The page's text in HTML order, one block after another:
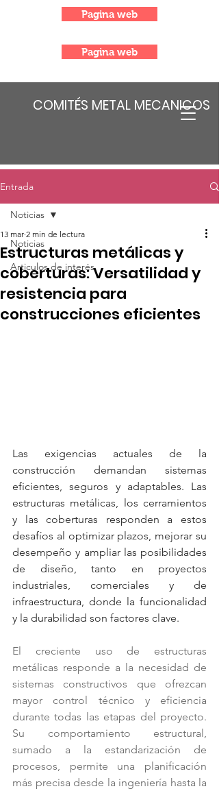
COMITÉS METAL MECANICOS
Pagina web
Pagina web
Entrada
Noticias
Articulos de interés
Noticias
Estructuras metálicas y
coberturas: Versatilidad y
resistencia para
construcciones eficientes
13 mar 2 min de lectura
Las exigencias actuales de la
construcción demandan sistemas
eficientes, seguros y adaptables. Las
estructuras metálicas, los cerramientos
y las coberturas responden a estos
desafíos al optimizar plazos, mejorar su
desempeño y ampliar las posibilidades
de diseño, tanto en proyectos
industriales, comerciales y de
infraestructura, donde la funcionalidad
y la durabilidad son factores clave.
El creciente uso de estructuras
metálicas responde a la necesidad de
sistemas constructivos que ofrezcan
mayor control técnico y eficiencia
durante todas las etapas del proyecto.
Su comportamiento estructural,
sumado a la estandarización de
procesos, permite una planificación
más precisa desde la ingeniería hasta la